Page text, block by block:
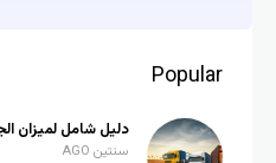
Popular
دليل شامل لميزان
سنتين AGO